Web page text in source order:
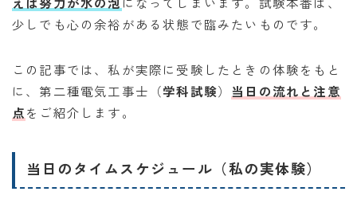
少しでも心の余裕がある状態で臨みたいものです。
この記事では、私が実際に受験したときの体験をもと
に、第二種電気工事士（学科試験） 当日の流れと注意
点をご紹介します。
当日のタイムスケジュール（私の実体験）